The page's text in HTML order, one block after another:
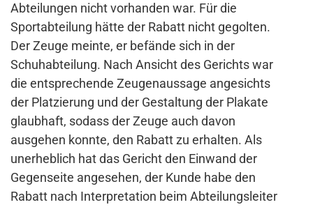
Abteilungen nicht vorhanden war. Für die
Sportabteilung hätte der Rabatt nicht gegolten.
Der Zeuge meinte, er befände sich in der
Schuhabteilung. Nach Ansicht des Gerichts war
die entsprechende Zeugenaussage angesichts
der Platzierung und der Gestaltung der Plakate
glaubhaft, sodass der Zeuge auch davon
ausgehen konnte, den Rabatt zu erhalten. Als
unerheblich hat das Gericht den Einwand der
Gegenseite angesehen, der Kunde habe den
Rabatt nach Interpretation beim Abteilungsleiter